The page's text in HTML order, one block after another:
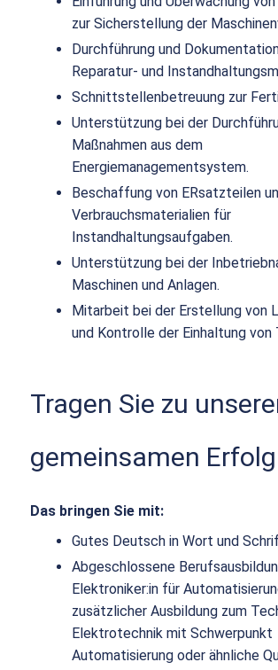
zur Sicherstellung der
Durchführung und
Reparatur- und
Schnittstellenbetreuung zur
Unterstützung bei der
Maßnahmen aus dem
Energiemanagementsystem.
Beschaffung von ERsatzteilen
Verbrauchsmaterialien für
Instandhaltungsaufgaben.
Unterstützung bei der
Maschinen und Anlagen.
Mitarbeit bei der Erstellung von
und Kontrolle der Einhaltung von
Tragen Sie zu
gemeinsamen
Das bringen Sie mit:
Gutes Deutsch in Wort und
Abgeschlossene
Elektroniker:in für
zusätzlicher Ausbildung zum
Elektrotechnik mit Schwerpunkt
Automatisierung oder ähnliche